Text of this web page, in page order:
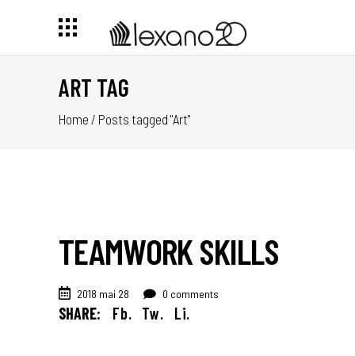
ART TAG
Home / Posts tagged "Art"
TEAMWORK SKILLS
2018 mai 28 0 comments
SHARE: Fb. Tw. Li.